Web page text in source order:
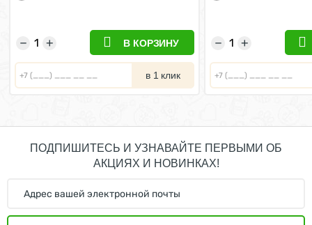
+
− В КОРЗИНУ
в 1 клик
+
−
ПОДПИШИТЕСЬ И УЗНАВАЙТЕ ПЕРВЫМИ ОБ
АКЦИЯХ И НОВИНКАХ!